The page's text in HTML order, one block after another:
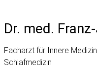
Dr. med.
Facharzt für Innere
Schlafmedizin